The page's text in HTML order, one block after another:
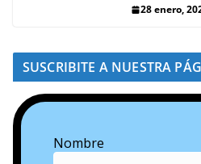
28 enero,
SUSCRIBITE A NUESTRA
Nombre